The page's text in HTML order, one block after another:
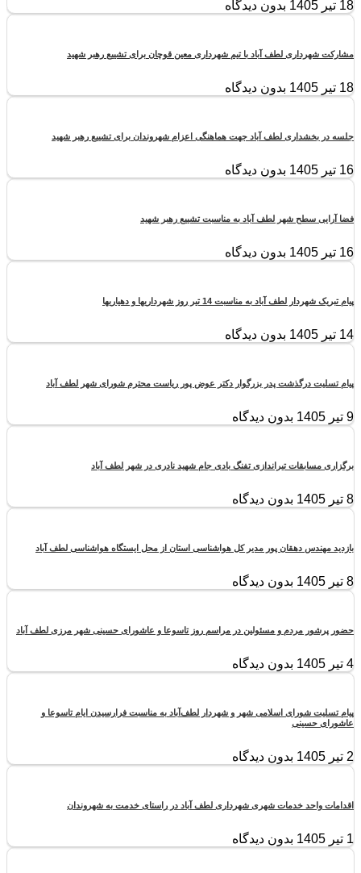
18 تیر 1405 بدون دیدگاه
مشارکت شهرداری لطف آباد با تیم شهرداری معین قوچان برای تشییع رهبر شهید
18 تیر 1405 بدون دیدگاه
جلسه در بخشداری لطف آباد جهت هماهنگی اعزام شهروندان برای تشییع رهبر شهید
16 تیر 1405 بدون دیدگاه
فضا آرایی سطح شهر لطف آباد به مناسبت تشییع رهبر شهید
16 تیر 1405 بدون دیدگاه
پیام تبریک شهردار لطف آباد به مناسبت 14 تیر روز شهرداریها و دهیاریها
14 تیر 1405 بدون دیدگاه
پیام تسلیت درگذشت پدر بزرگوار دکتر عوض پور ریاست محترم شورای شهر لطف آباد
9 تیر 1405 بدون دیدگاه
برگزاری مسابقات تیراندازی تفنگ بادی جام شهید نادری در شهر لطف آباد
8 تیر 1405 بدون دیدگاه
بازدید مهندس دهقان پور مدیر کل هواشناسی استان از محل ایستگاه هواشناسی لطف آباد
8 تیر 1405 بدون دیدگاه
حضور پرشور مردم و مسئولین در مراسم روز تاسوعا و عاشورای حسینی شهر مرزی لطف آباد
4 تیر 1405 بدون دیدگاه
پیام تسلیت شورای اسلامی شهر و شهردار لطف‌آباد به مناسبت فرارسیدن ایام تاسوعا و
عاشورای حسینی
2 تیر 1405 بدون دیدگاه
اقدامات واحد خدمات شهری شهرداری لطف آباد در راستای خدمت به شهروندان
1 تیر 1405 بدون دیدگاه